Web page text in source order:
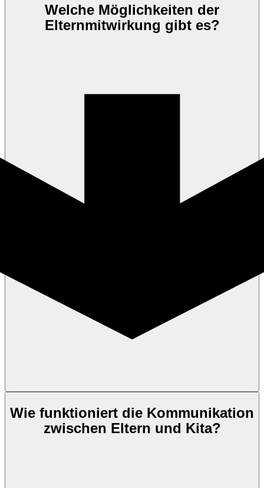
Welche Möglichkeiten der
Elternmitwirkung gibt es?
Wie funktioniert die Kommunikation
zwischen Eltern und Kita?